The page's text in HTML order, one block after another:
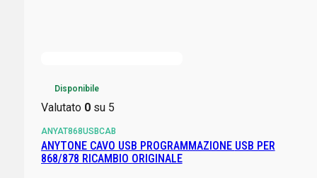
Disponibile
Valutato 0su 5
ANYAT868USBCAB
ANYTONE CAVO USB PROGRAMMAZIONE USB PER
868/878 RICAMBIO ORIGINALE